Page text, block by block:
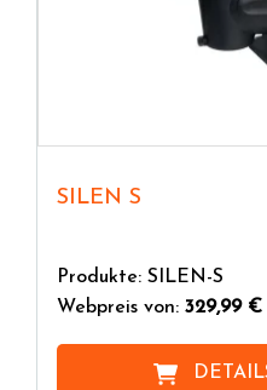
SILEN S
Produkte: SILEN-S
Webpreis von: 329,99 €